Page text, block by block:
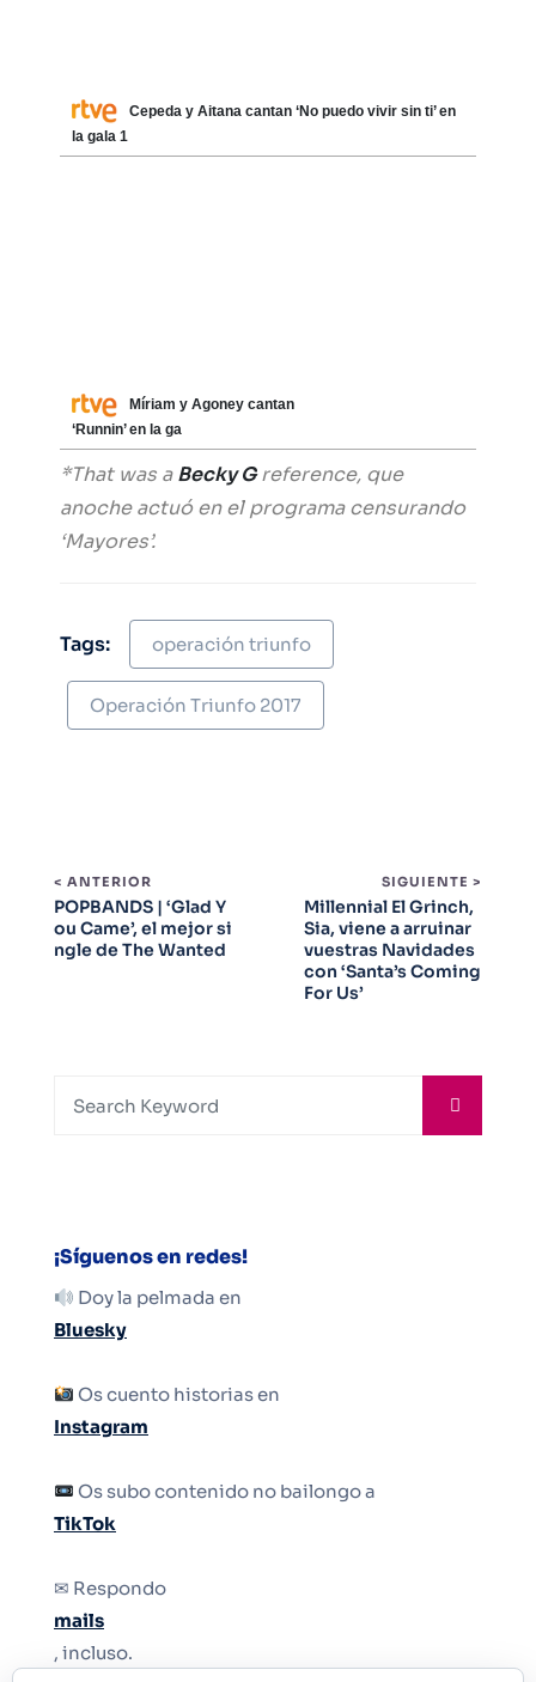
Cepeda y Aitana cantan ‘No puedo vivir sin ti’ en
la gala 1
Míriam y Agoney cantan
‘Runnin’ en la ga
*That was aBecky Greference, que
anoche actuó en el programa censurando
‘Mayores’.
Tags: operación triunfo
Operación Triunfo 2017
< ANTERIOR
POPBANDS | ‘Glad Y
ou Came’, el mejor si
ngle de The Wanted
SIGUIENTE >
Millennial El Grinch,
Sia, viene a arruinar
vuestras Navidades
con ‘Santa’s Coming
For Us’
¡Síguenos en redes!
Doy la pelmada en
Bluesky
Os cuento historias en
Instagram
Os subo contenido no bailongo a
TikTok
✉ Respondo
mails
, incluso.